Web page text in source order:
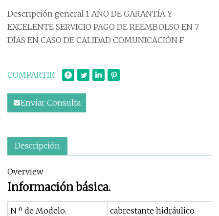
Descripción general 1 AÑO DE GARANTÍA Y
EXCELENTE SERVICIO PAGO DE REEMBOLSO EN 7
DÍAS EN CASO DE CALIDAD COMUNICACIÓN F
COMPARTIR
Enviar Consulta
Descripción
Overview
Información básica.
N º de Modelo.
cabrestante hidráulico